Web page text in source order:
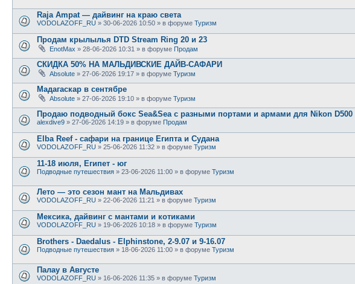
Raja Ampat — дайвинг на краю света
VODOLAZOFF_RU » 30-06-2026 10:50 » в форуме Туризм
Продам крылылья DTD Stream Ring 20 и 23
EnotMax » 28-06-2026 10:31 » в форуме Продам
СКИДКА 50% НА МАЛЬДИВСКИЕ ДАЙВ-САФАРИ
Absolute » 27-06-2026 19:17 » в форуме Туризм
Мадагаскар в сентябре
Absolute » 27-06-2026 19:10 » в форуме Туризм
Продаю подводный бокс Sea&Sea с разными портами и армами для Nikon D500
alexdive9 » 27-06-2026 14:19 » в форуме Продам
Elba Reef - сафари на границе Египта и Судана
VODOLAZOFF_RU » 25-06-2026 11:32 » в форуме Туризм
11-18 июля, Египет - юг
Подводные путешествия » 23-06-2026 11:00 » в форуме Туризм
Лето — это сезон мант на Мальдивах
VODOLAZOFF_RU » 22-06-2026 11:21 » в форуме Туризм
Мексика, дайвинг с мантами и котиками
VODOLAZOFF_RU » 19-06-2026 10:18 » в форуме Туризм
Brothers - Daedalus - Elphinstone, 2-9.07 и 9-16.07
Подводные путешествия » 18-06-2026 11:00 » в форуме Туризм
Палау в Августе
VODOLAZOFF_RU » 16-06-2026 11:35 » в форуме Туризм